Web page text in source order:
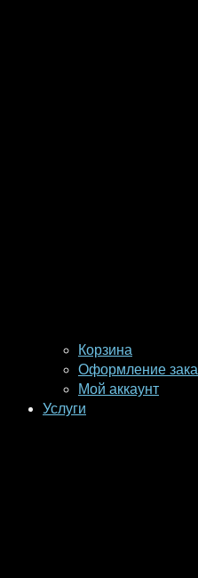
Корзина
Оформление
Мой аккаунт
Услуги